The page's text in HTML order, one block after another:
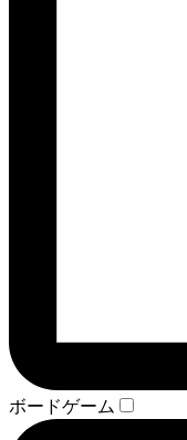
ボードゲーム